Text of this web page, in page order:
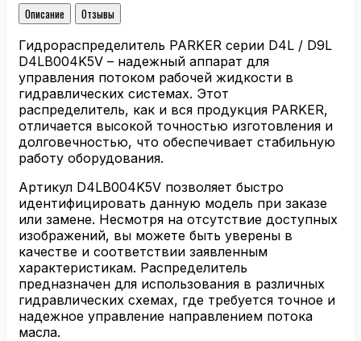
Описание
Отзывы
Гидрораспределитель PARKER серии D4L / D9L
D4LB004K5V – надежный аппарат для
управления потоком рабочей жидкости в
гидравлических системах. Этот
распределитель, как и вся продукция PARKER,
отличается высокой точностью изготовления и
долговечностью, что обеспечивает стабильную
работу оборудования.
Артикул D4LB004K5V позволяет быстро
идентифицировать данную модель при заказе
или замене. Несмотря на отсутствие доступных
изображений, вы можете быть уверены в
качестве и соответствии заявленным
характеристикам. Распределитель
предназначен для использования в различных
гидравлических схемах, где требуется точное и
надежное управление направлением потока
масла.